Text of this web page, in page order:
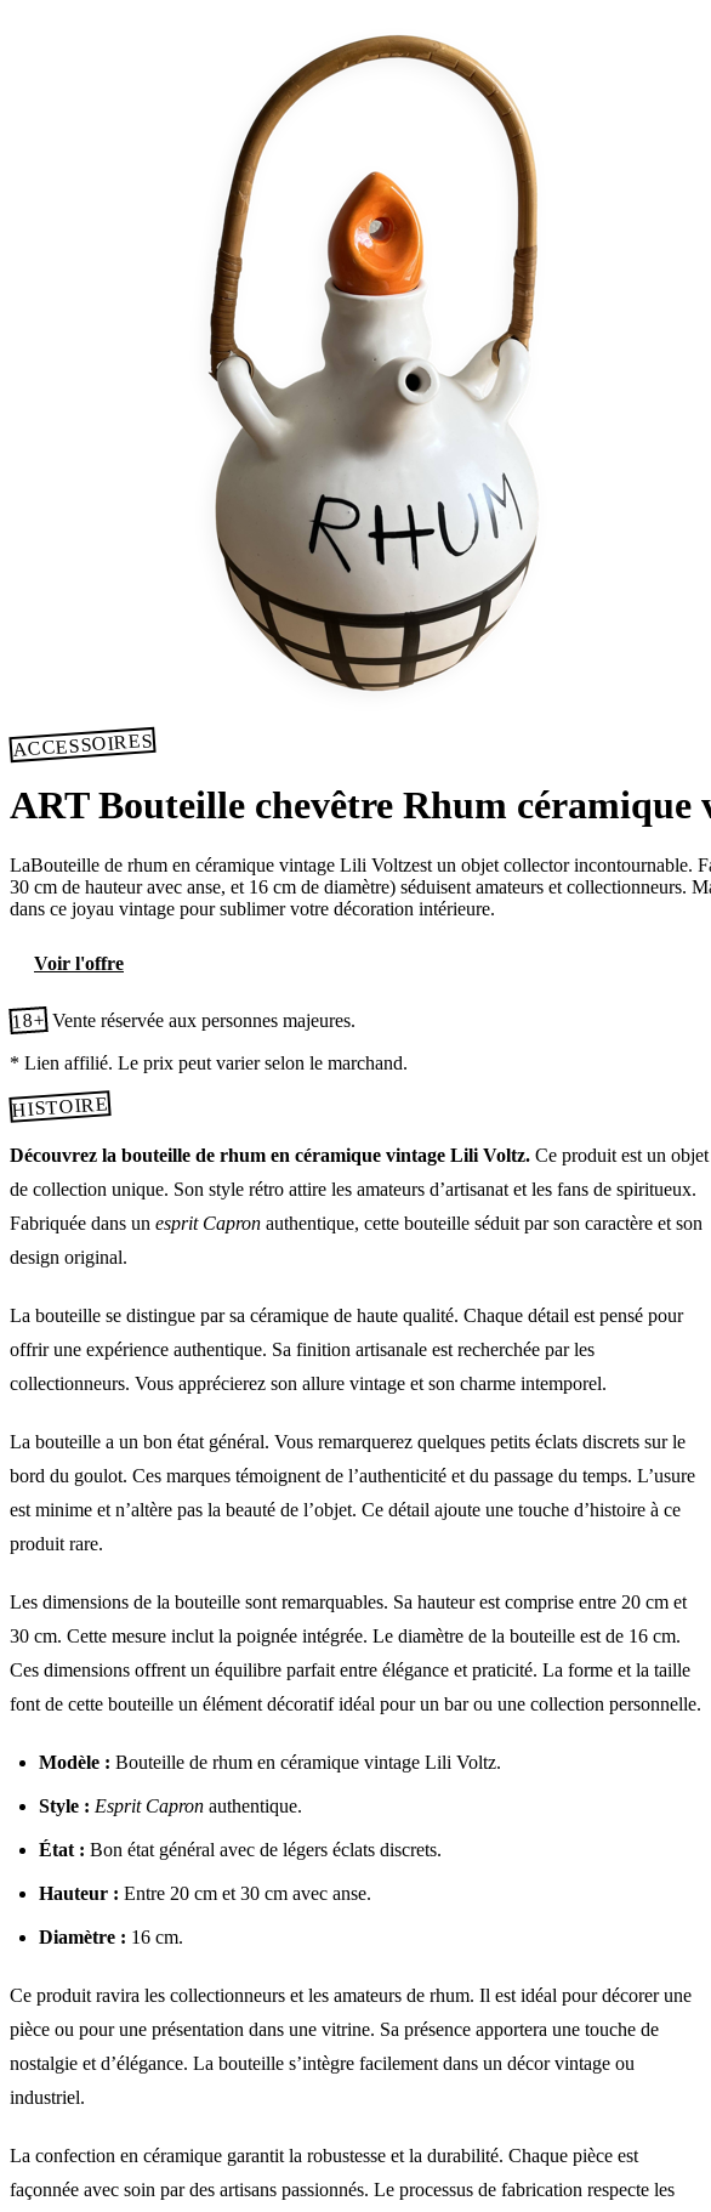
ACCESSOIRES
ART Bouteille chevêtre Rhum
LaBouteille de rhum en céramique vintage Lili Voltzest un objet collector incontournable.
30 cm de hauteur avec anse, et 16 cm de diamètre) séduisent amateurs et collectionneurs.
dans ce joyau vintage pour sublimer votre décoration intérieure.
Voir l'offre
18+ Vente réservée aux personnes majeures.
* Lien affilié. Le prix peut varier selon le marchand.
HISTOIRE
Découvrez la bouteille de rhum en céramique vintage Lili Voltz. Ce produit est un objet
de collection unique. Son style rétro attire les amateurs d’artisanat et les fans de spiritueux.
Fabriquée dans un esprit Capron authentique, cette bouteille séduit par son caractère et son
design original.
La bouteille se distingue par sa céramique de haute qualité. Chaque détail est pensé pour
offrir une expérience authentique. Sa finition artisanale est recherchée par les
collectionneurs. Vous apprécierez son allure vintage et son charme intemporel.
La bouteille a un bon état général. Vous remarquerez quelques petits éclats discrets sur le
bord du goulot. Ces marques témoignent de l’authenticité et du passage du temps. L’usure
est minime et n’altère pas la beauté de l’objet. Ce détail ajoute une touche d’histoire à ce
produit rare.
Les dimensions de la bouteille sont remarquables. Sa hauteur est comprise entre 20 cm et
30 cm. Cette mesure inclut la poignée intégrée. Le diamètre de la bouteille est de 16 cm.
Ces dimensions offrent un équilibre parfait entre élégance et praticité. La forme et la taille
font de cette bouteille un élément décoratif idéal pour un bar ou une collection personnelle.
Modèle : Bouteille de rhum en céramique vintage Lili Voltz.
Style : Esprit Capron authentique.
État : Bon état général avec de légers éclats discrets.
Hauteur : Entre 20 cm et 30 cm avec anse.
Diamètre : 16 cm.
Ce produit ravira les collectionneurs et les amateurs de rhum. Il est idéal pour décorer une
pièce ou pour une présentation dans une vitrine. Sa présence apportera une touche de
nostalgie et d’élégance. La bouteille s’intègre facilement dans un décor vintage ou
industriel.
La confection en céramique garantit la robustesse et la durabilité. Chaque pièce est
façonnée avec soin par des artisans passionnés. Le processus de fabrication respecte les